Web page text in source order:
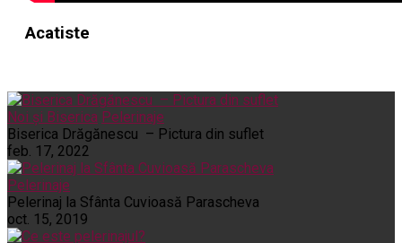
Acatiste
Noi și Biserica Pelerinaje
Biserica Drăgănescu – Pictura din suflet
feb. 17, 2022
Pelerinaje
Pelerinaj la Sfânta Cuvioasă Parascheva
oct. 15, 2019